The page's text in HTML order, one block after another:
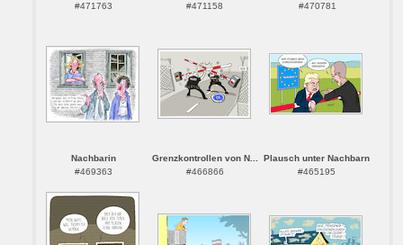
#471763
#471158
#470781
Nachbarin
#469363
Grenzkontrollen von N...
#466866
Plausch unter Nachbarn
#465195